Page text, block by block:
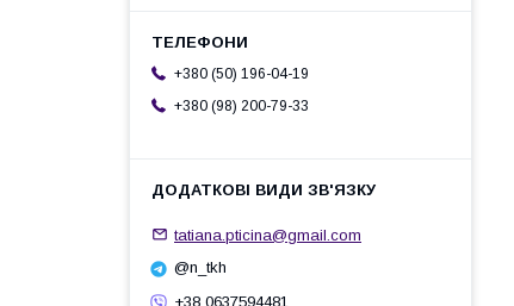
+380 (50) 196-04-19
+380 (98) 200-79-33
tatiana.pticina@gmail.com
@n_tkh
+38 0637594481